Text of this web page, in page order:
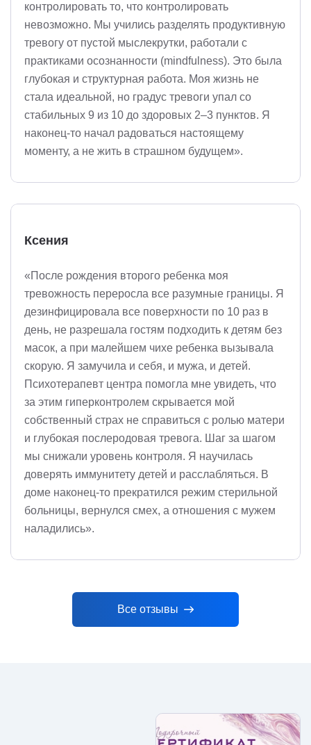
контролировать то, что контролировать
невозможно. Мы учились разделять продуктивную
тревогу от пустой мыслекрутки, работали с
практиками осознанности (mindfulness). Это была
глубокая и структурная работа. Моя жизнь не
стала идеальной, но градус тревоги упал со
стабильных 9 из 10 до здоровых 2–3 пунктов. Я
наконец-то начал радоваться настоящему
моменту, а не жить в страшном будущем».
Ксения
«После рождения второго ребенка моя
тревожность переросла все разумные границы. Я
дезинфицировала все поверхности по 10 раз в
день, не разрешала гостям подходить к детям без
масок, а при малейшем чихе ребенка вызывала
скорую. Я замучила и себя, и мужа, и детей.
Психотерапевт центра помогла мне увидеть, что
за этим гиперконтролем скрывается мой
собственный страх не справиться с ролью матери
и глубокая послеродовая тревога. Шаг за шагом
мы снижали уровень контроля. Я научилась
доверять иммунитету детей и расслабляться. В
доме наконец-то прекратился режим стерильной
больницы, вернулся смех, а отношения с мужем
наладились».
Все отзывы